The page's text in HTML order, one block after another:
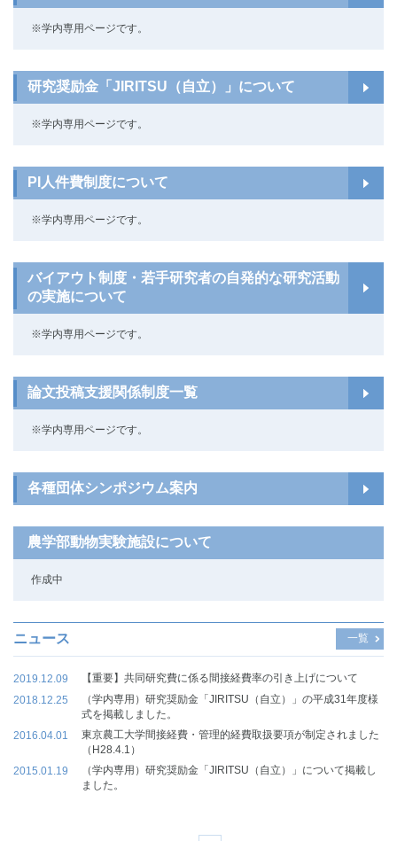
※学内専用ページです。
研究奨励金「JIRITSU（自立）」について
※学内専用ページです。
PI人件費制度について
※学内専用ページです。
バイアウト制度・若手研究者の自発的な研究活動
の実施について
※学内専用ページです。
論文投稿支援関係制度一覧
※学内専用ページです。
各種団体シンポジウム案内
農学部動物実験施設について
作成中
ニュース 一覧
2019.12.09
【重要】共同研究費に係る間接経費率の引き上げについて
2018.12.25
（学内専用）研究奨励金「JIRITSU（自立）」の平成31年度様
式を掲載しました。
2016.04.01
東京農工大学間接経費・管理的経費取扱要項が制定されました
（H28.4.1）
2015.01.19
（学内専用）研究奨励金「JIRITSU（自立）」について掲載し
ました。